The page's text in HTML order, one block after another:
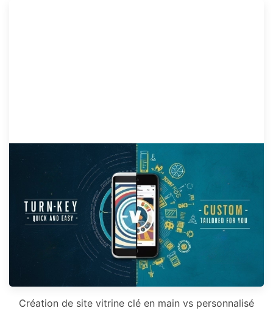
Création de site vitrine clé en main vs personnalisé